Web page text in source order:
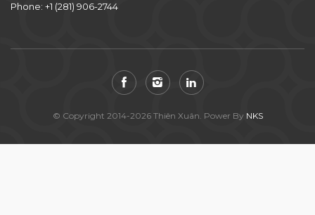
Phone: +1 (281) 906-2744
© Copyright 2014-2026 Thiên Xuân. Power By NKS